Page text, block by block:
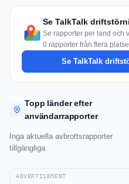
Se TalkTalk
Se rapporter per land och
0 rapporter från flera
Se TalkTalk
Topp länder efter
användarrapporter
Inga aktuella avbrottsrapporter
tillgängliga.
ADVERTISEMENT